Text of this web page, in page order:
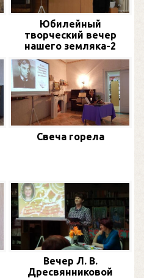
Юбилейный
творческий вечер
нашего земляка-2
Свеча горела
Вечер Л. В.
Дресвянниковой